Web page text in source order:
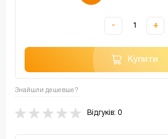
- +
Купити
Знайшли дешевше?
Відгуків: 0